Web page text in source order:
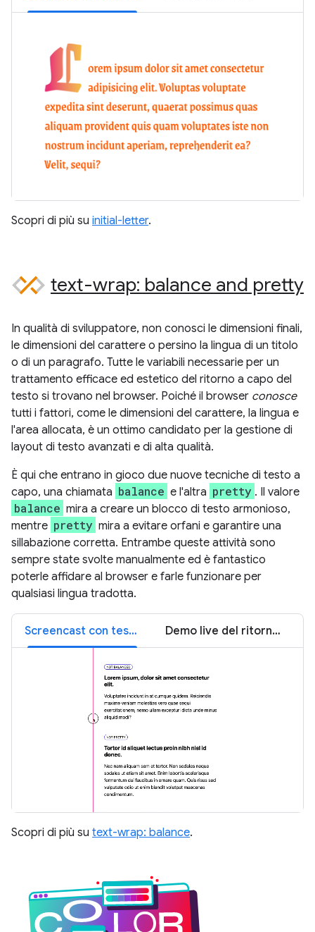
Scopri di più su initial-letter.
text-wrap: balance and pretty
In qualità di sviluppatore, non conosci le dimensioni finali,
le dimensioni del carattere o persino la lingua di un titolo
o di un paragrafo. Tutte le variabili necessarie per un
trattamento efficace ed estetico del ritorno a capo del
testo si trovano nel browser. Poiché il browser conosce
tutti i fattori, come le dimensioni del carattere, la lingua e
l'area allocata, è un ottimo candidato per la gestione di
layout di testo avanzati e di alta qualità.
È qui che entrano in gioco due nuove tecniche di testo a
capo, una chiamata balance e l'altra pretty . Il valore
balance mira a creare un blocco di testo armonioso,
mentre pretty mira a evitare orfani e garantire una
sillabazione corretta. Entrambe queste attività sono
sempre state svolte manualmente ed è fantastico
poterle affidare al browser e farle funzionare per
qualsiasi lingua tradotta.
Screencast con testo a capo Demo live del ritorno a capo automatico
Scopri di più su text-wrap: balance.